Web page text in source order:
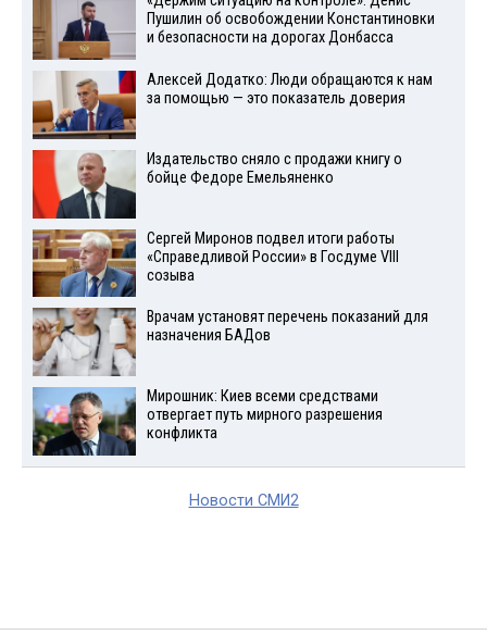
Пушилин об освобождении Константиновки
и безопасности на дорогах Донбасса
Алексей Додатко: Люди обращаются к нам
за помощью — это показатель доверия
Издательство сняло с продажи книгу о
бойце Федоре Емельяненко
Сергей Миронов подвел итоги работы
«Справедливой России» в Госдуме VIII
созыва
Врачам установят перечень показаний для
назначения БАДов
Мирошник: Киев всеми средствами
отвергает путь мирного разрешения
конфликта
Новости СМИ2